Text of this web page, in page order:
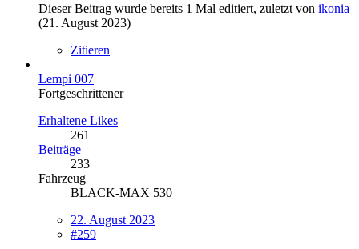
Dieser Beitrag wurde bereits 1 Mal editiert, zuletzt von ikonia
(21. August 2023)
Zitieren
Lempi 007
Fortgeschrittener
Erhaltene Likes
261
Beiträge
233
Fahrzeug
BLACK-MAX 530
22. August 2023
#259